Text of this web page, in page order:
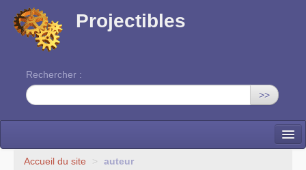
Projectibles
Rechercher :
>>
La ruche
Accueil du site > auteur